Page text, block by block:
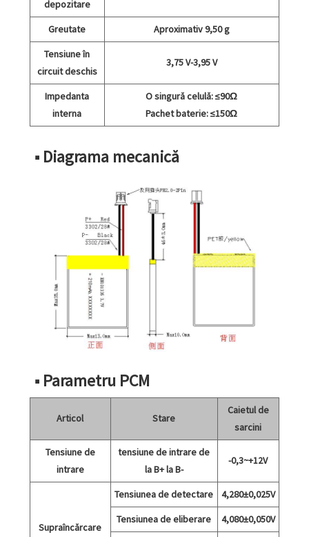
depozitare
Greutate
Aproximativ 9,50 g
Tensiune în
circuit deschis
3,75 V-3,95 V
Impedanta
interna
O singură celulă: ≤90Ω
Pachet baterie: ≤150Ω
■ Diagrama mecanică
■ Parametru PCM
Articol Stare
Caietul de
sarcini
Tensiune de
intrare
tensiune de intrare de
la B+ la B-
-0,3~+12V
Supraîncărcare
Tensiunea de detectare
4,280±0,025V
Tensiunea de eliberare
4,080±0,050V